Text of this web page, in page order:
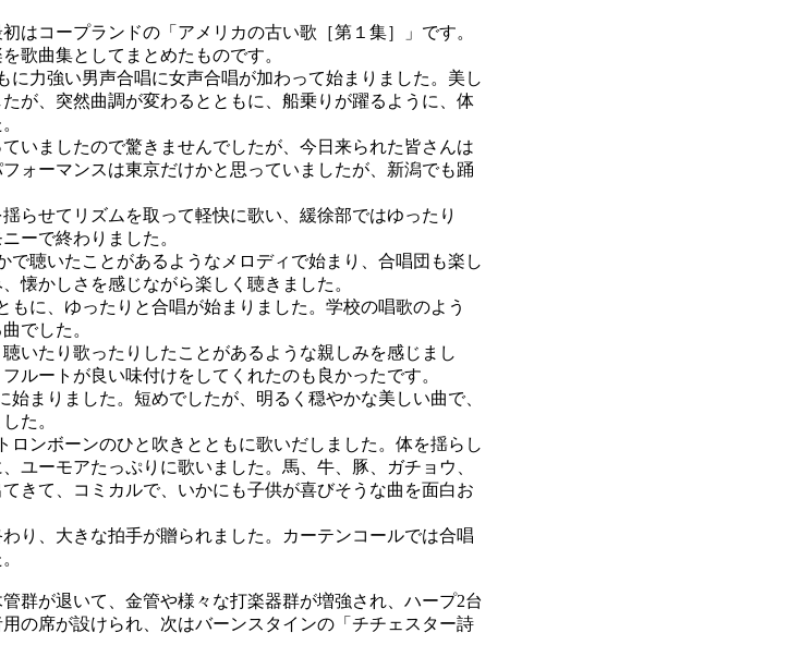
はコープランドの「アメリカの古い歌［第１集］」です。
歌曲集としてまとめたものです。
力強い男声合唱に女声合唱が加わって始まりました。美し
が、突然曲調が変わるとともに、船乗りが躍るように、体
いましたので驚きませんでしたが、今日来られた皆さんは
ォーマンスは東京だけかと思っていましたが、新潟でも踊
らせてリズムを取って軽快に歌い、緩徐部ではゆったり
ーで終わりました。
聴いたことがあるようなメロディで始まり、合唱団も楽し
懐かしさを感じながら楽しく聴きました。
に、ゆったりと合唱が始まりました。学校の唱歌のよう
でした。
いたり歌ったりしたことがあるような親しみを感じまし
ルートが良い味付けをしてくれたのも良かったです。
まりました。短めでしたが、明るく穏やかな美しい曲で、
た。
ンボーンのひと吹きとともに歌いだしました。体を揺らし
ユーモアたっぷりに歌いました。馬、牛、豚、ガチョウ、
きて、コミカルで、いかにも子供が喜びそうな曲を面白お
り、大きな拍手が贈られました。カーテンコールでは合唱
群が退いて、金管や様々な打楽器群が増強され、ハープ2台
の席が設けられ、次はバーンスタインの「チチェスター詩